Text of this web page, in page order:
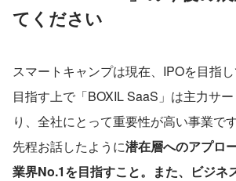
てください
スマートキャンプは現在、IPOを目指
目指す上で「BOXIL SaaS」は主力サ
り、全社にとって重要性が高い事業です
先程お話したように潜在層へのアプロ
業界No.1を目指すこと。また、ビジネ